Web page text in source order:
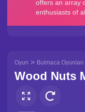
Oyun > Bulmaca Oyunları
Wood Nuts